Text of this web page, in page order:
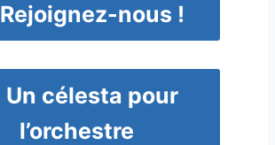
Rejoignez-nous !
Un célesta pour
l’orchestre